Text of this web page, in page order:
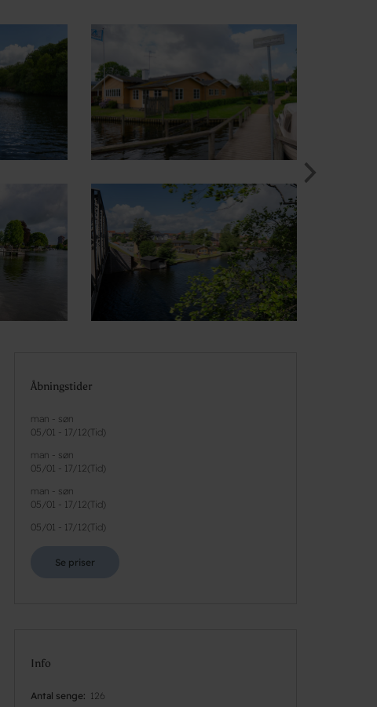
Åbningstider
man - søn
05/01 - 17/12( Tid)
man - søn
05/01 - 17/12( Tid)
man - søn
05/01 - 17/12( Tid)
05/01 - 17/12( Tid)
Se priser
Info
Antal senge
126